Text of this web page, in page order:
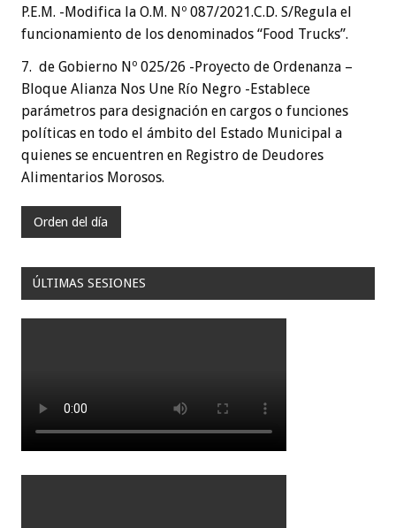
P.E.M. -Modifica la O.M. Nº 087/2021.C.D. S/Regula el
funcionamiento de los denominados “Food Trucks”.
7. de Gobierno Nº 025/26 -Proyecto de Ordenanza –
Bloque Alianza Nos Une Río Negro -Establece
parámetros para designación en cargos o funciones
políticas en todo el ámbito del Estado Municipal a
quienes se encuentren en Registro de Deudores
Alimentarios Morosos.
Orden del día
ÚLTIMAS SESIONES